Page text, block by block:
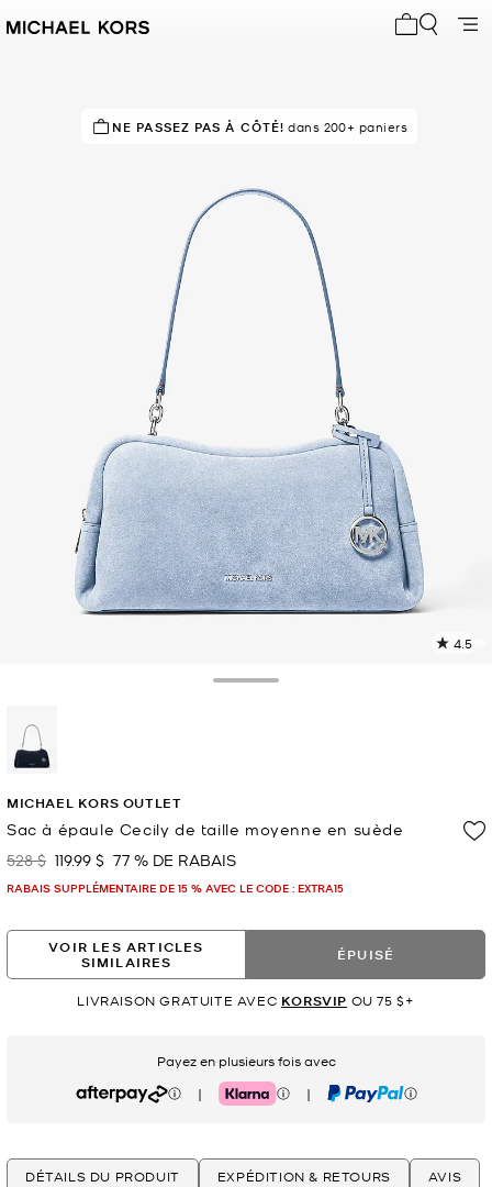
EN VOGUE!128 vendus
NE PASSEZ PAS À CÔTÉ! dans 200+ paniers
4.5
MICHAEL KORS OUTLET
Sac à épaule Cecily de taille moyenne en suède
était
528 $ maintenant
119.99 $ 77 % DE RABAIS
RABAIS SUPPLÉMENTAIRE DE 15 % AVEC LE CODE : EXTRA15
VOIR LES ARTICLES
SIMILAIRES
ÉPUISÉ
LIVRAISON GRATUITE AVEC KORSVIP OU 75 $+
Payez en plusieurs fois avec
Afterpay | Klarna | PayPal
DÉTAILS DU PRODUIT EXPÉDITION & RETOURS AVIS